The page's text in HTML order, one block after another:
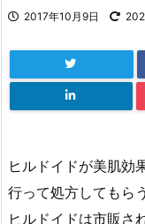
2017年10月9日
ヒルドイドが美肌効
行って処方してもら
ヒルドイドは市販さ